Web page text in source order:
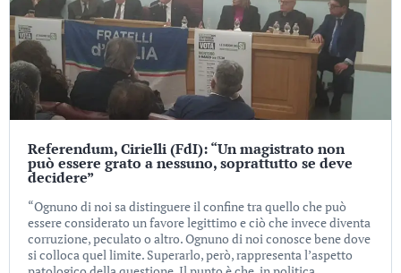
Referendum, Cirielli (FdI): “Un magistrato non
può essere grato a nessuno, soprattutto se deve
decidere”
“Ognuno di noi sa distinguere il confine tra quello che può
essere considerato un favore legittimo e ciò che invece diventa
corruzione, peculato o altro. Ognuno di noi conosce bene dove
si colloca quel limite. Superarlo, però, rappresenta l’aspetto